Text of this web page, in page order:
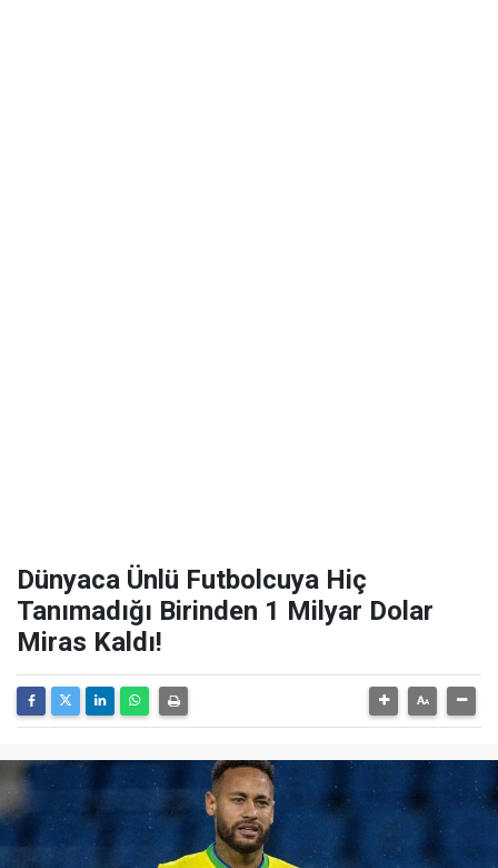
Dünyaca Ünlü Futbolcuya Hiç
Tanımadığı Birinden 1 Milyar Dolar
Miras Kaldı!